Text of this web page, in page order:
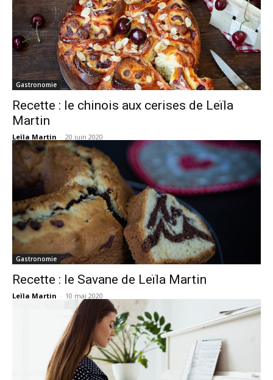
Gastronomie
Recette : le chinois aux cerises de Leïla
Martin
Leïla Martin - 20 juin 2020
Gastronomie
Recette : le Savane de Leïla Martin
Leïla Martin - 10 mai 2020